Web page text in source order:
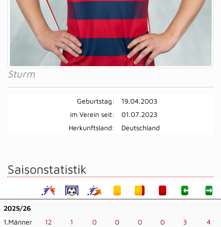
Sturm
Geburtstag:
19.04.2003
im Verein seit:
01.07.2023
Herkunftsland:
Deutschland
Saisonstatistik
2025/26
1.Männer
12 1 0 0 0 0 3 4